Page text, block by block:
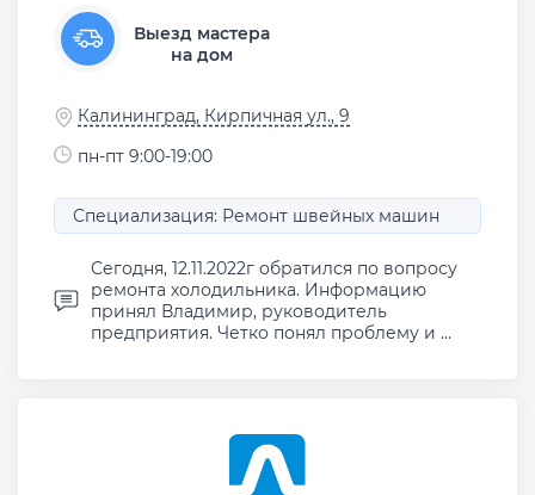
Выезд мастера
на дом
Калининград, Кирпичная ул., 9
пн-пт 9:00-19:00
Специализация: Ремонт швейных машин
Сегодня, 12.11.2022г обратился по вопросу
ремонта холодильника. Информацию
принял Владимир, руководитель
предприятия. Четко понял проблему и ...